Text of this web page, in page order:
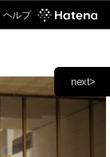
ヘルプ
next>